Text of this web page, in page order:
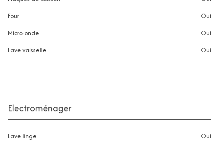
Four
oui
Micro-onde
oui
Lave vaisselle
oui
Electroménager
Lave linge
oui